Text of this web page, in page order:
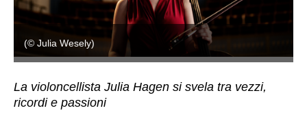
(© Julia Wesely)
La violoncellista Julia Hagen si svela tra vezzi,
ricordi e passioni